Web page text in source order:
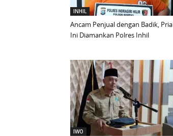
INHIL
Ancam Penjual dengan Badik, Pria
Ini Diamankan Polres Inhil
IWO